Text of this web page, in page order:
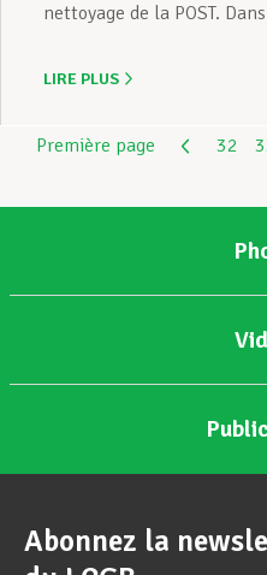
nettoyage de la POST.
LIRE PLUS
Première page 32
Abonnez la